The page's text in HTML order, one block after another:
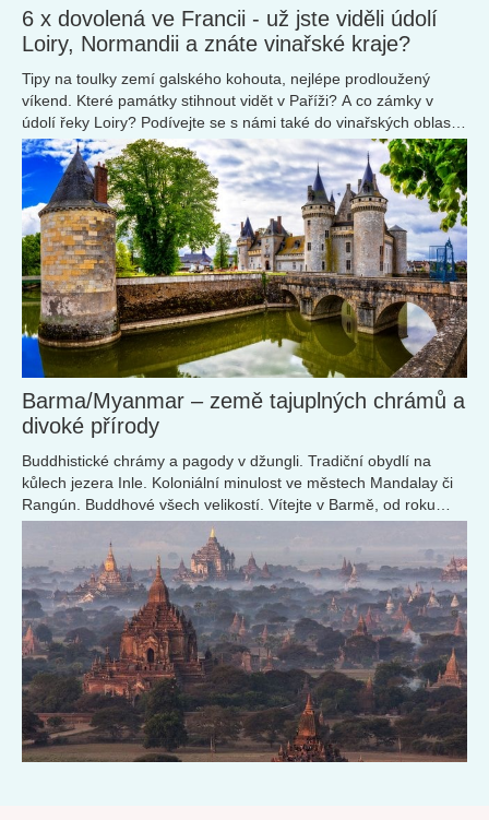
6 x dovolená ve Francii - už jste viděli údolí
Loiry, Normandii a znáte vinařské kraje?
Tipy na toulky zemí galského kohouta, nejlépe prodloužený
víkend. Které památky stihnout vidět v Paříži? A co zámky v
údolí řeky Loiry? Podívejte se s námi také do vinařských oblastí
Languedoc, Alsasko, či Burgundsko.
Barma/Myanmar – země tajuplných chrámů a
divoké přírody
Buddhistické chrámy a pagody v džungli. Tradiční obydlí na
kůlech jezera Inle. Koloniální minulost ve městech Mandalay či
Rangún. Buddhové všech velikostí. Vítejte v Barmě, od roku
1989 nazývané Myanmarem.